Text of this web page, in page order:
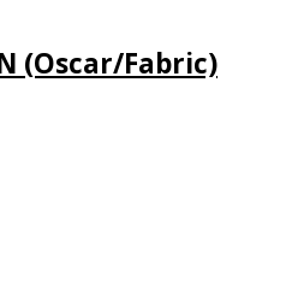
(Oscar/Fabric)